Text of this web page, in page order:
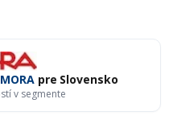
MORApre Slovensko
v segmente